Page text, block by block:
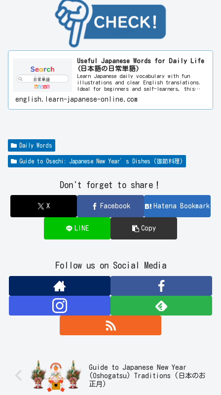
Useful Japanese Words for Daily Life
(日本語の日常単語)
Learn Japanese daily vocabulary with fun
illustrations and clear English translations.
Ideal for beginners and self-learners, this
visual approach helps you improve language
skills quickly and enjoyably. Start learning
Japanese today!
english.learn-japanese-online.com
Daily Words
Guide to Osechi: Japanese New Year’s Dishes (御節料理)
Don't forget to share！
X Facebook Hatena Bookmark
LINE Copy
Follow us on Social Media
Guide to Japanese New Year
(Oshogatsu) Traditions (日本のお
正月)